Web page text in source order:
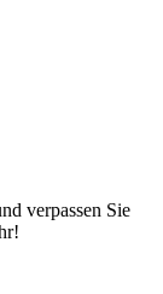
verpassen Sie